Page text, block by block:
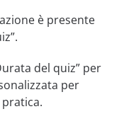
è presente
del quiz” per
per